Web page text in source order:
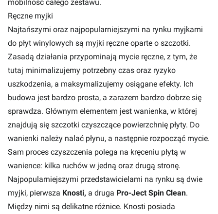
mobilność całego zestawu.
Ręczne myjki
Najtańszymi oraz najpopularniejszymi na rynku myjkami
do płyt winylowych są myjki ręczne oparte o szczotki.
Zasadą działania przypominają mycie ręczne, z tym, że
tutaj minimalizujemy potrzebny czas oraz ryzyko
uszkodzenia, a maksymalizujemy osiągane efekty. Ich
budowa jest bardzo prosta, a zarazem bardzo dobrze się
sprawdza. Głównym elementem jest wanienka, w której
znajdują się szczotki czyszczące powierzchnię płyty. Do
wanienki należy nalać płynu, a następnie rozpocząć mycie.
Sam proces czyszczenia polega na kręceniu płytą w
wanience: kilka ruchów w jedną oraz drugą stronę.
Najpopularniejszymi przedstawicielami na rynku są dwie
myjki, pierwsza Knosti, a druga Pro-Ject Spin Clean.
Między nimi są delikatne różnice. Knosti posiada